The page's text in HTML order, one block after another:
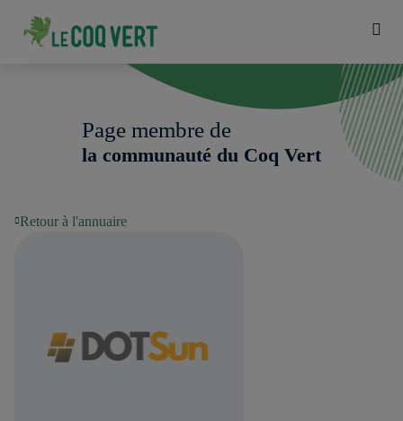
Page membre de
la communauté du Coq Vert
Retour à l'annuaire